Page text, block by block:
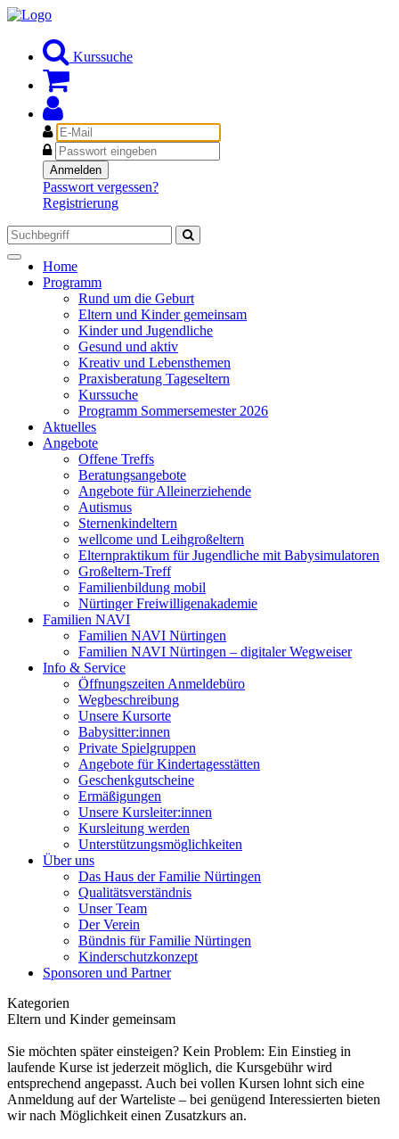
Kurssuche
E-
Mail
Passwort
Anmelden
Passwort vergessen?
Registrierung
Toggle
navigation
Home
Programm
Rund um die Geburt
Eltern und Kinder gemeinsam
Kinder und Jugendliche
Gesund und aktiv
Kreativ und Lebensthemen
Praxisberatung Tageseltern
Kurssuche
Programm Sommersemester 2026
Aktuelles
Angebote
Offene Treffs
Beratungsangebote
Angebote für Alleinerziehende
Autismus
Sternenkindeltern
wellcome und Leihgroßeltern
Elternpraktikum für Jugendliche mit Babysimulatoren
Großeltern-Treff
Familienbildung mobil
Nürtinger Freiwilligenakademie
Familien NAVI
Familien NAVI Nürtingen
Familien NAVI Nürtingen – digitaler Wegweiser
Info & Service
Öffnungszeiten Anmeldebüro
Wegbeschreibung
Unsere Kursorte
Babysitter:innen
Private Spielgruppen
Angebote für Kindertagesstätten
Geschenkgutscheine
Ermäßigungen
Unsere Kursleiter:innen
Kursleitung werden
Unterstützungsmöglichkeiten
Über uns
Das Haus der Familie Nürtingen
Qualitätsverständnis
Unser Team
Der Verein
Bündnis für Familie Nürtingen
Kinderschutzkonzept
Sponsoren und Partner
Kategorien
Eltern und Kinder gemeinsam
Sie möchten später einsteigen? Kein Problem: Ein Einstieg in
laufende Kurse ist jederzeit möglich, die Kursgebühr wird
entsprechend angepasst. Auch bei vollen Kursen lohnt sich eine
Anmeldung auf der Warteliste – bei genügend Interessierten bieten
wir nach Möglichkeit einen Zusatzkurs an.